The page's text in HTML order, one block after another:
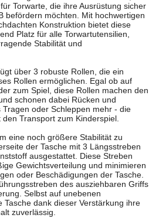
Torwarte, die ihre Ausrüstung sicher
befördern möchten. Mit hochwertigen
Konstruktion bietet diese
Platz für alle Torwartutensilien,
Stabilität und
über 3 robuste Rollen, die ein
Rollen ermöglichen. Egal ob auf
zum Spiel, diese Rollen machen den
schonen dabei Rücken und
oder Schleppen mehr - die
Transport zum Kinderspiel.
eine noch größere Stabilität zu
der Tasche mit 3 Längsstreben
ausgestattet. Diese Streben
Gewichtsverteilung und minimieren
oder Beschädigungen der Tasche.
des ausziehbaren Griffs
Selbst auf unebenen
Tasche dank dieser Verstärkung ihre
zuverlässig.